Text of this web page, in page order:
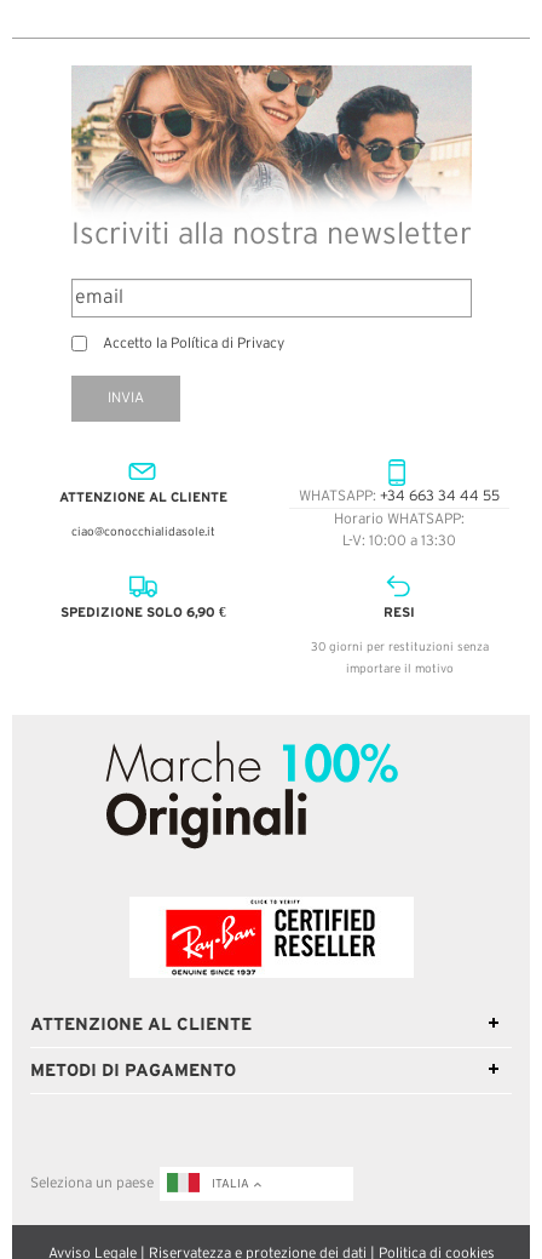
Iscriviti alla nostra newsletter
Accetto la Política di Privacy
INVIA
ATTENZIONE AL CLIENTE
ciao@conocchialidasole.it
WHATSAPP: +34 663 34 44 55
Horario WHATSAPP:
L-V: 10:00 a 13:30
SPEDIZIONE SOLO 6,90 € RESI
30 giorni per restituzioni senza
importare il motivo
ATTENZIONE AL CLIENTE
METODI DI PAGAMENTO
Seleziona un paese ITALIA
Avviso Legale| Riservatezza e protezione dei dati Politica di cookies